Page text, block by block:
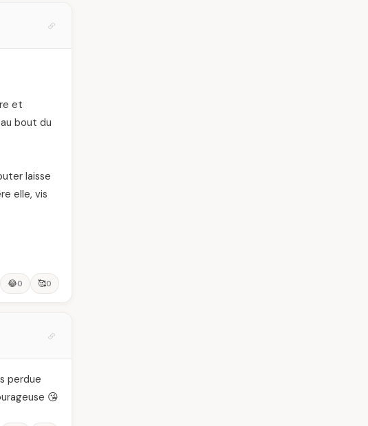
et
bout du
laisse
elle, vis
😂0 🥰0
perdue
😘